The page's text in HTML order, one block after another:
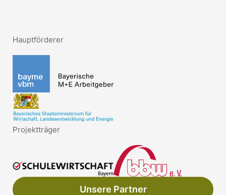
Hauptförderer
Projektträger
Unsere Partner